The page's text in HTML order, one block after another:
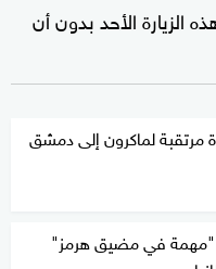
الزيارة الأحد بدون أن
مرتقبة لماكرون إلى دمشق
"مهمة في مضيق هرمز"